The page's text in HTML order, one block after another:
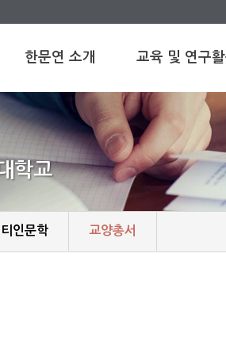
한문연 소개
인사말
구성원 소개
오시는 길
교육 및 연구
수행 연구 과제
수행 용역 과제
교육활동
학교
인문학 교양총서